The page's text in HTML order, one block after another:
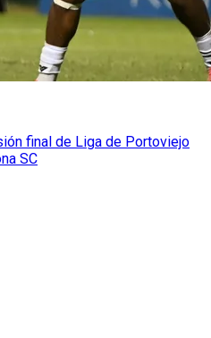
final de Liga de Portoviejo
SC